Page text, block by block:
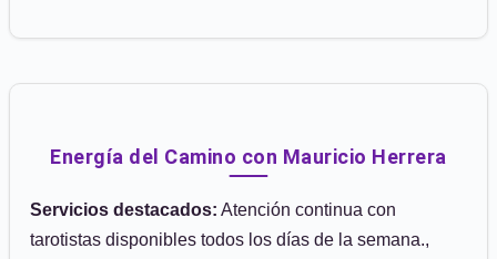
Energía del Camino con Mauricio Herrera
Servicios destacados: Atención continua con
tarotistas disponibles todos los días de la semana.,